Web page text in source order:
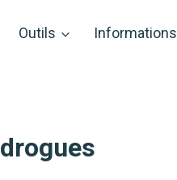
Outils Informations
drogues